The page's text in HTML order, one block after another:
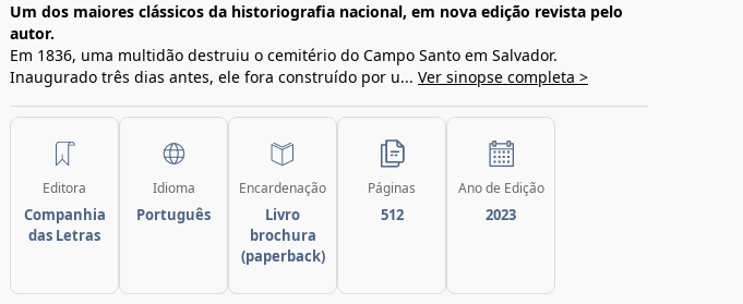
Um dos maiores clássicos da historiografia nacional, em nova edição revista pelo
autor.
Em 1836, uma multidão destruiu o cemitério do Campo Santo em Salvador.
Inaugurado três dias antes, ele fora construído por u... Ver sinopse completa >
Editora
Companhia
das Letras
Idioma
Português
Encardenação
Livro
brochura
(paperback)
Páginas
512
Ano de Edição
2023